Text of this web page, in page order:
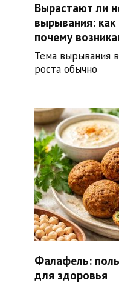
Вырастают ли
вырывания: как
почему
Тема вырывания
роста обычно
Фалафель:
для здоровья